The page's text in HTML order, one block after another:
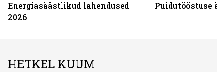
Energiasäästlikud lahendused
2026
Puidutööstuse
HETKEL KUUM